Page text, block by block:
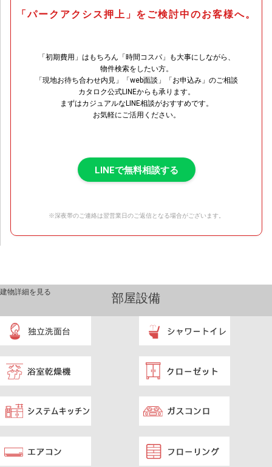
「パークアクシス押上」をご検討中のお客様へ。
「初期費用」はもちろん「時間コスパ」も大事にしながら、
物件検索をしたい方。
「現地お待ち合わせ内見」「web面談」「お申込み」のご相談
カタロク公式LINEからも承ります。
まずはカジュアルなLINE相談がおすすめです。
お気軽にご活用ください。
LINEで無料相談する
※深夜帯のご連絡は翌営業日のご返信となる場合がございます。
部屋設備
建物詳細を見る